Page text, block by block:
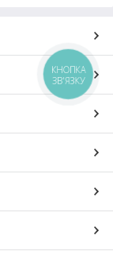
КНОПКА
ЗВ'ЯЗКУ